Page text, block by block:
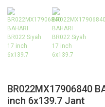
BR022MX17906840
inch 6x139.7 Jant